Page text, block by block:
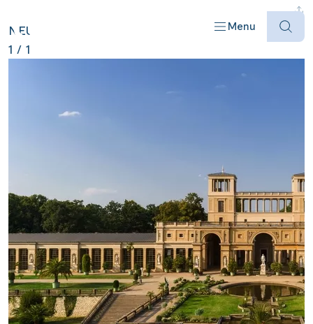
Menu
Destinations
Bateaux
Informations
NEU
1 / 1